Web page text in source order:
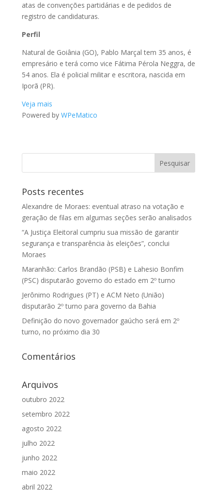
atas de convenções partidárias e de pedidos de
registro de candidaturas.
Perfil
Natural de Goiânia (GO), Pablo Marçal tem 35 anos, é
empresário e terá como vice Fátima Pérola Neggra, de
54 anos. Ela é policial militar e escritora, nascida em
Iporã (PR).
Veja mais
Powered by WPeMatico
Posts recentes
Alexandre de Moraes: eventual atraso na votação e
geração de filas em algumas seções serão analisados
“A Justiça Eleitoral cumpriu sua missão de garantir
segurança e transparência às eleições”, conclui
Moraes
Maranhão: Carlos Brandão (PSB) e Lahesio Bonfim
(PSC) disputarão governo do estado em 2º turno
Jerônimo Rodrigues (PT) e ACM Neto (União)
disputarão 2º turno para governo da Bahia
Definição do novo governador gaúcho será em 2º
turno, no próximo dia 30
Comentários
Arquivos
outubro 2022
setembro 2022
agosto 2022
julho 2022
junho 2022
maio 2022
abril 2022